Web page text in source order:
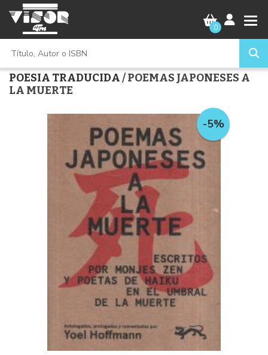
0
POESIA TRADUCIDA/ POEMAS JAPONESES A
LA MUERTE
-5%